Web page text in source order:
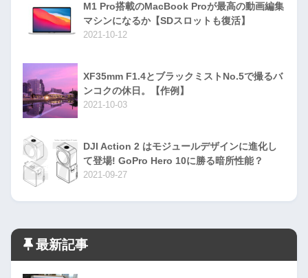
M1 Pro搭載のMacBook Proが最高の動画編集
マシンになるか【SDスロットも復活】
2021-10-12
XF35mm F1.4とブラックミストNo.5で撮るバ
ンコクの休日。【作例】
2021-10-03
DJI Action 2 はモジュールデザインに進化し
て登場! GoPro Hero 10に勝る暗所性能？
2021-09-27
最新記事